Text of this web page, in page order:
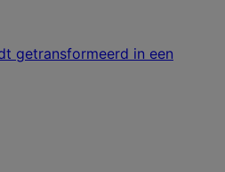
getransformeerd in een